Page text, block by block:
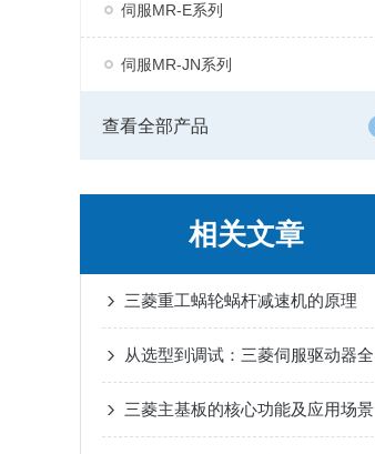
伺服MR-E系列
伺服MR-JN系列
查看全部产品
相关文章
三菱重工蜗轮蜗杆减速机的原理
三菱主基板的核心功能及应用场景